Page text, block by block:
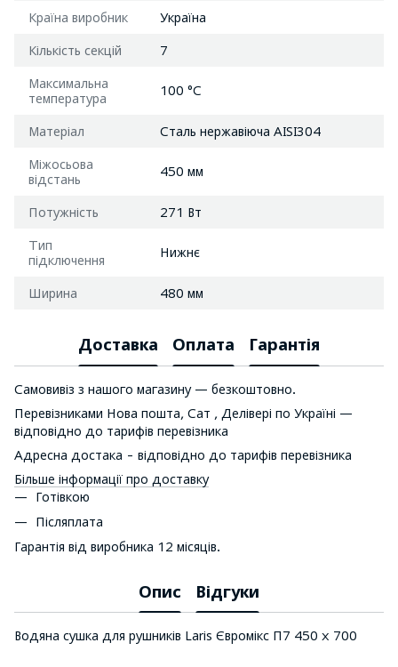
Країна виробник Україна
Кількість секцій 7
Максимальна
температура
100 °C
Матеріал Сталь нержавіюча AISI304
Міжосьова
відстань
450 мм
Потужність 271 Вт
Тип
підключення
Нижнє
Ширина 480 мм
Доставка Оплата Гарантія
Самовивіз з нашого магазину — безкоштовно.
Перевізниками Нова пошта, Сат , Делівері по Україні —
відповідно до тарифів перевізника
Адресна достака - відповідно до тарифів перевізника
Більше інформації про доставку
Готівкою
Післяплата
Гарантія від виробника 12 місяців.
Опис Відгуки
Водяна сушка для рушників Laris Євромікс П7 450 х 700